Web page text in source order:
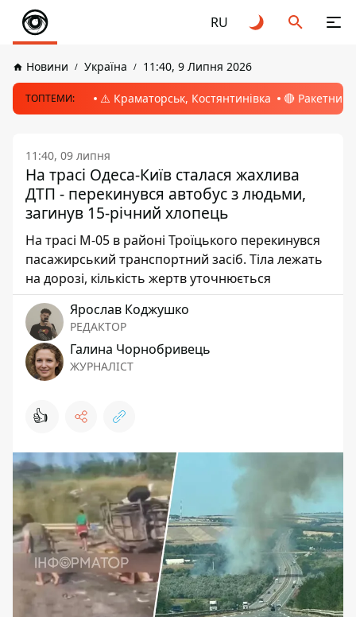
RU
Новини Україна 11:40, 9 Липня 2026
ТОПТЕМИ: ⚠️ Краматорськ, Костянтинівка 🔴 Ракетний
11:40, 09 липня
На трасі Одеса-Київ сталася жахлива
ДТП - перекинувся автобус з людьми,
загинув 15-річний хлопець
На трасі М-05 в районі Троїцького перекинувся
пасажирський транспортний засіб. Тіла лежать
на дорозі, кількість жертв уточнюється
Ярослав Коджушко
РЕДАКТОР
Галина Чорнобривець
ЖУРНАЛІСТ
👍